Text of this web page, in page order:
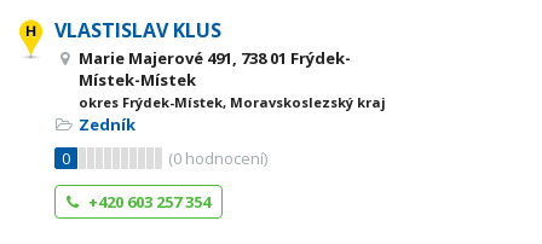
VLASTISLAV KLUS
Marie Majerové 491, 738 01 Frýdek-
Místek-Místek
okres Frýdek-Místek, Moravskoslezský kraj
Zedník
0
(0 hodnocení)
+420 603 257 354